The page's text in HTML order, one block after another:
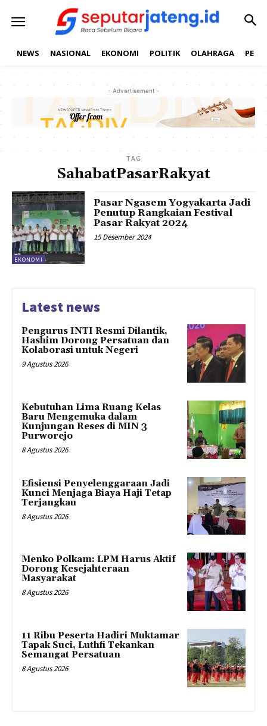
NEWS NASIONAL EKONOMI POLITIK OLAHRAGA
- Advertisement -
TAG
SahabatPasarRakyat
EKONOMI
Pasar Ngasem Yogyakarta Jadi
Penutup Rangkaian Festival
Pasar Rakyat 2024
15 Desember 2024
Latest news
Pengurus INTI Resmi Dilantik,
Hashim Dorong Persatuan dan
Kolaborasi untuk Negeri
9 Agustus 2026
Kebutuhan Lima Ruang Kelas
Baru Mengemuka dalam
Kunjungan Reses di MIN 3
Purworejo
8 Agustus 2026
Efisiensi Penyelenggaraan Jadi
Kunci Menjaga Biaya Haji Tetap
Terjangkau
8 Agustus 2026
Menko Polkam: LPM Harus Aktif
Dorong Kesejahteraan
Masyarakat
8 Agustus 2026
11 Ribu Peserta Hadiri Muktamar
Tapak Suci, Luthfi Tekankan
Semangat Persatuan
8 Agustus 2026